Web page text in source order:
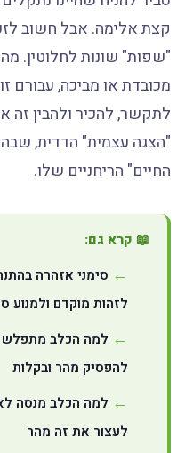
קצת אלימה. אבל חשוב
"שפות" שונות לחלוטין.
מכובדת או מביכה, עבורם
לתקשר, להכיר ולהבין זה
"הצגה עצמית" הדדית,
החיים" הריחניים שלו.
📖 קרא גם:
סימני אזהרה
לזהות מוקדם ולמנוע
למה הכלב מתפלש
להפסיק מהר ובקלות
למה הכלב מנסה
לעצור את זה מהר